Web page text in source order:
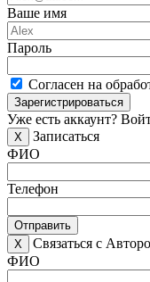
Ваше имя
Пароль
Согласен на
Зарегистрироваться
Уже есть аккаунт?
X
Записаться
ФИО
Телефон
Отправить
X
Связаться с
ФИО